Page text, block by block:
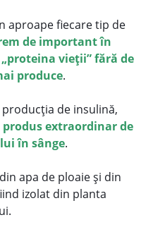
aproape fiecare tip de
de important în
vieții” fără de
produce.
de insulină,
extraordinar de
în sânge.
apa de ploaie și din
izolat din planta